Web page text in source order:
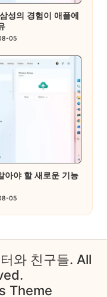
성의 경험이 애플에
05
아야 할 새로운 기능
05
와 친구들. All
Theme